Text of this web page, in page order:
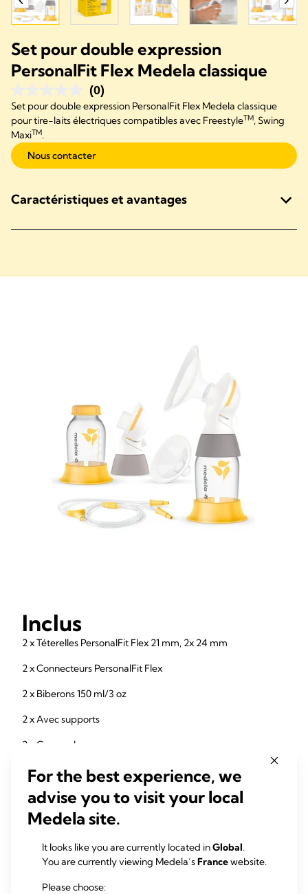
Set pour double expression
PersonalFit Flex Medela classique
(0)
Set pour double expression PersonalFit Flex Medela classique
pour tire-laits électriques compatibles avec FreestyleTM, Swing
MaxiTM.
Nous contacter
Caractéristiques et avantages
Inclus
2 x Téterelles PersonalFit Flex 21 mm, 2x 24 mm
2 x Connecteurs PersonalFit Flex
2 x Biberons 150 ml/3 oz
2 x Avec supports
2 x Couvercles
1 x Tubulure
Il convient de prêter attention à la compatibilité avec votre
tire-lait.
For the best experience, we
advise you to visit your local
Medela site.
It looks like you are currently located inGlobal.
You are currently viewing Medela’sFrancewebsite.
Please choose: